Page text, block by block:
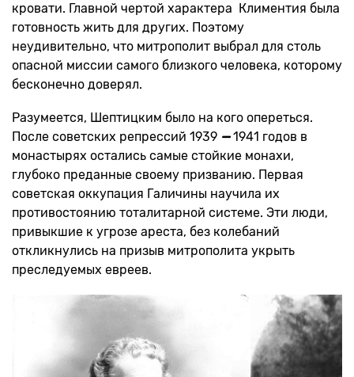
кровати. Главной чертой характера Климентия была
готовность жить для других. Поэтому
неудивительно, что митрополит выбрал для столь
опасной миссии самого близкого человека, которому
бесконечно доверял.
Разумеется, Шептицким было на кого опереться.
После советских репрессий 1939 —1941 годов в
монастырях остались самые стойкие монахи,
глубоко преданные своему призванию. Первая
советская оккупация Галичины научила их
противостоянию тоталитарной системе. Эти люди,
привыкшие к угрозе ареста, без колебаний
откликнулись на призыв митрополита укрыть
преследуемых евреев.